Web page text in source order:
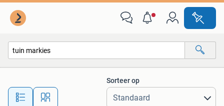
Alle afstanden…
Sorteer op